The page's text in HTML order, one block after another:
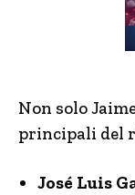
Non solo
principali del
José Luis